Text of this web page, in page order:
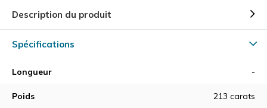
Description du produit
Spécifications
Longueur -
Poids 213 carats